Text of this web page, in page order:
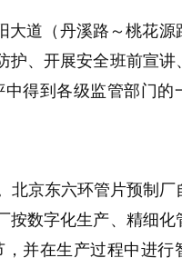
大道（丹溪路～桃花源
护、开展安全班前宣讲
得到各级监管部门的
北京东六环管片预制厂
数字化生产、精细化
并在生产过程中进行